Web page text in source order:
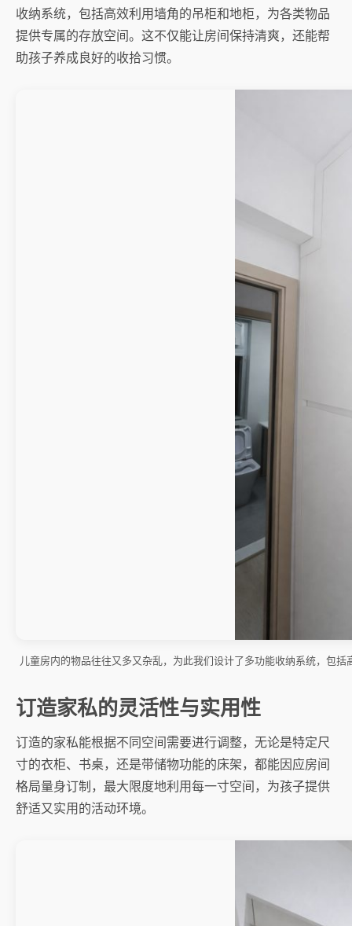
收纳系统，包括高效利用墙角的吊柜和地柜，为各类物品
提供专属的存放空间。这不仅能让房间保持清爽，还能帮
助孩子养成良好的收拾习惯。
儿童房内的物品往往又多又杂乱，为此我们设计了多功能收纳系统，包
订造家私的灵活性与实用性
订造的家私能根据不同空间需要进行调整，无论是特定尺
寸的衣柜、书桌，还是带储物功能的床架，都能因应房间
格局量身订制，最大限度地利用每一寸空间，为孩子提供
舒适又实用的活动环境。